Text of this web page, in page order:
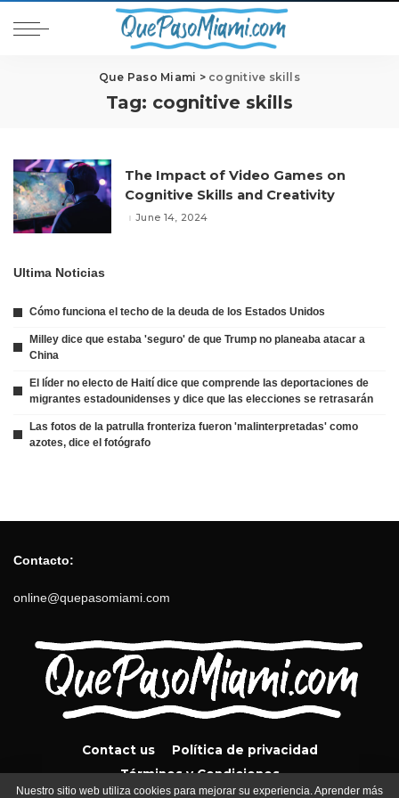
Que Paso Miami > cognitive skills
Tag: cognitive skills
The Impact of Video Games on
Cognitive Skills and Creativity
June 14, 2024
Ultima Noticias
Cómo funciona el techo de la deuda de los Estados Unidos
Milley dice que estaba 'seguro' de que Trump no planeaba atacar a
China
El líder no electo de Haití dice que comprende las deportaciones de
migrantes estadounidenses y dice que las elecciones se retrasarán
Las fotos de la patrulla fronteriza fueron 'malinterpretadas' como
azotes, dice el fotógrafo
Contacto:
online@quepasomiami.com
Contact us
Política de privacidad
Términos y Condiciones
Nuestro sitio web utiliza cookies para mejorar su experiencia. Aprender más